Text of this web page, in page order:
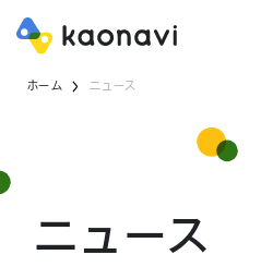
ホーム ニュース
ニュース